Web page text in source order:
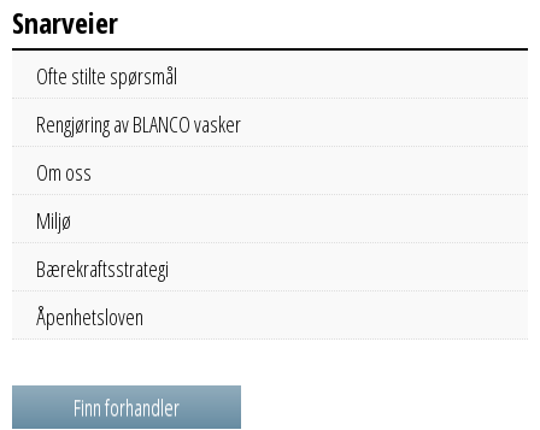
Snarveier
Ofte stilte spørsmål
Rengjøring av BLANCO vasker
Om oss
Miljø
Bærekraftsstrategi
Åpenhetsloven
Finn forhandler